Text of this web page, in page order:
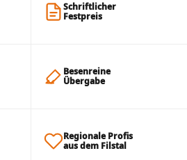
Schriftlicher
Festpreis
Besenreine
Übergabe
Regionale Profis
aus dem Filstal